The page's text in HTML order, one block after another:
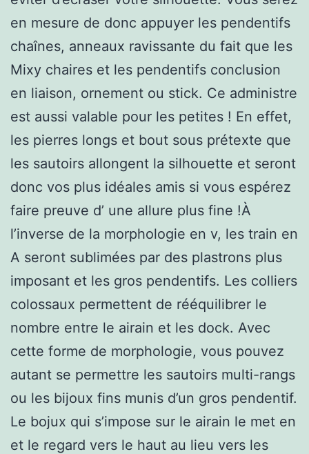
en mesure de donc appuyer les pendentifs
chaînes, anneaux ravissante du fait que les
Mixy chaires et les pendentifs conclusion
en liaison, ornement ou stick. Ce administre
est aussi valable pour les petites ! En effet,
les pierres longs et bout sous prétexte que
les sautoirs allongent la silhouette et seront
donc vos plus idéales amis si vous espérez
faire preuve d’ une allure plus fine !À
l’inverse de la morphologie en v, les train en
A seront sublimées par des plastrons plus
imposant et les gros pendentifs. Les colliers
colossaux permettent de rééquilibrer le
nombre entre le airain et les dock. Avec
cette forme de morphologie, vous pouvez
autant se permettre les sautoirs multi-rangs
ou les bijoux fins munis d’un gros pendentif.
Le bojux qui s’impose sur le airain le met en
et le regard vers le haut au lieu vers les